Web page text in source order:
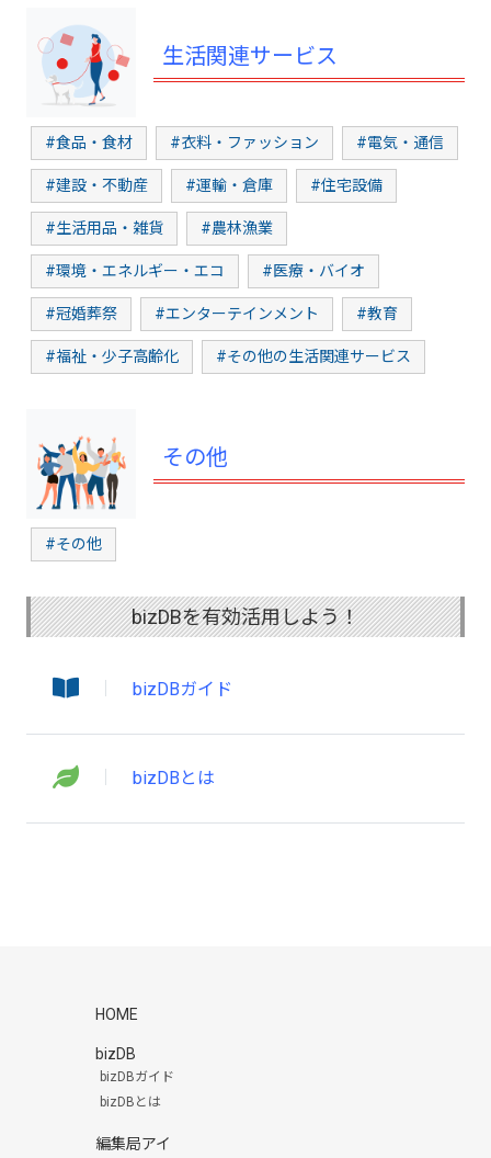
生活関連サービス
#食品・食材 #衣料・ファッション #電気・通信
#建設・不動産 #運輸・倉庫 #住宅設備
#生活用品・雑貨 #農林漁業
#環境・エネルギー・エコ #医療・バイオ
#冠婚葬祭 #エンターテインメント #教育
#福祉・少子高齢化 #その他の生活関連サービス
その他
#その他
bizDBを有効活用しよう！
bizDBガイド
bizDBとは
HOME
bizDB
bizDBガイド
bizDBとは
編集局アイ